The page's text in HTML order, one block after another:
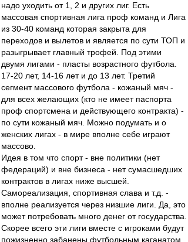
надо уходить от 1, 2 и других лиг. Есть
массовая спортивная лига проф команд и Лига
из 30-40 команд которая закрыта для
переходов и вылетов и является по сути ТОП и
разыгрывает главный трофей. Под этими
двумя лигами - пласты возрастного футбола.
17-20 лет, 14-16 лет и до 13 лет. Третий
сегмент массового футбола - кожаный мяч -
для всех желающих (кто не имеет паспорта
проф спортсмена и действующего контракта) -
по сути кожаный мяч. Можно подумать и о
женских лигах - в мире вполне себе играют
массово.
Идея в том что спорт - вне политики (нет
федераций) и вне бизнеса - нет сумасшедших
контрактов в лигах ниже высшей.
Самореализация, спортивная слава и т.д. -
вполне реализуется через низшие лиги. Да, это
может потребовать много денег от государства.
Скорее всего эти лиги вместе с игроками будут
пожизненно забанены футбольным каганатом